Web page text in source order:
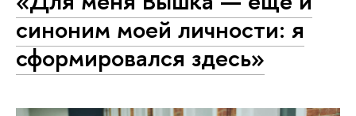
синоним моей личности: я
сформировался здесь»